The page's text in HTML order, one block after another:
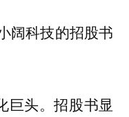
阔科技的招股书
巨头。招股书显